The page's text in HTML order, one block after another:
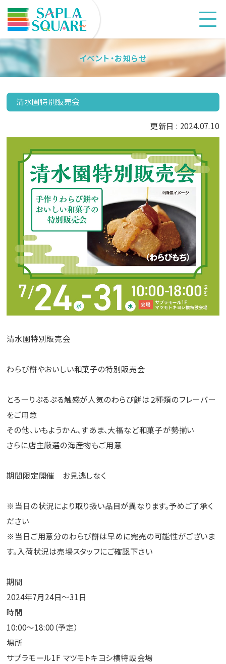
イベント・お知らせ
清水園特別販売会
更新日 : 2024.07.10
清水園特別販売会
わらび餅やおいしい和菓子の特別販売会
とろーりぷるぷる触感が人気のわらび餅は２種類のフレーバー
をご用意
その他、いもようかん、すあま、大福など和菓子が勢揃い
さらに店主厳選の海産物もご用意
期間限定開催 お見逃しなく
※当日の状況により取り扱い品目が異なります。予めご了承く
ださい
※当日ご用意分のわらび餅は早めに完売の可能性がございま
す。入荷状況は売場スタッフにご確認下さい
期間
2024年7月24日～31日
時間
10:00～18:00（予定）
場所
サプラモール1F マツモトキヨシ横特設会場